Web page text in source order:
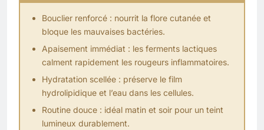
Bouclier renforcé : nourrit la flore cutanée et
bloque les mauvaises bactéries.
Apaisement immédiat : les ferments lactiques
calment rapidement les rougeurs inflammatoires.
Hydratation scellée : préserve le film
hydrolipidique et l’eau dans les cellules.
Routine douce : idéal matin et soir pour un teint
lumineux durablement.